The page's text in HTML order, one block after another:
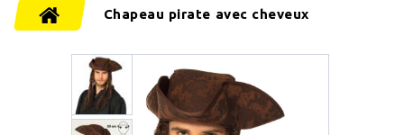
Chapeau pirate avec cheveux